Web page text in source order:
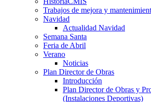
Trabajos de mejora y
Navidad
Actualidad Navidad
Semana Santa
Feria de Abril
Verano
Noticias
Plan Director de Obras
Introducción
Plan Director de Obras y
(Instalaciones Deportivas)